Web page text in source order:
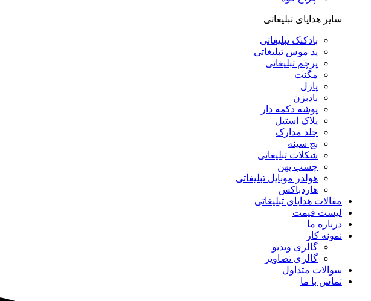
سایر هدایای تبلیغاتی
بادکنک تبلیغاتی
پد موس تبلیغاتی
پرچم تبلیغاتی
مگنت
پازل
بادبزن
پوشه دکمه دار
پلاک استیل
جلد مدارک
بج سینه
شکلات تبلیغاتی
چسب پهن
هولدر موبایل تبلیغاتی
هاردباکس
مقالات هدایای تبلیغاتی
لیست قیمت
درباره ما
نمونه کار
گالری ویدیو
گالری تصاویر
سوالات متداول
تماس با ما